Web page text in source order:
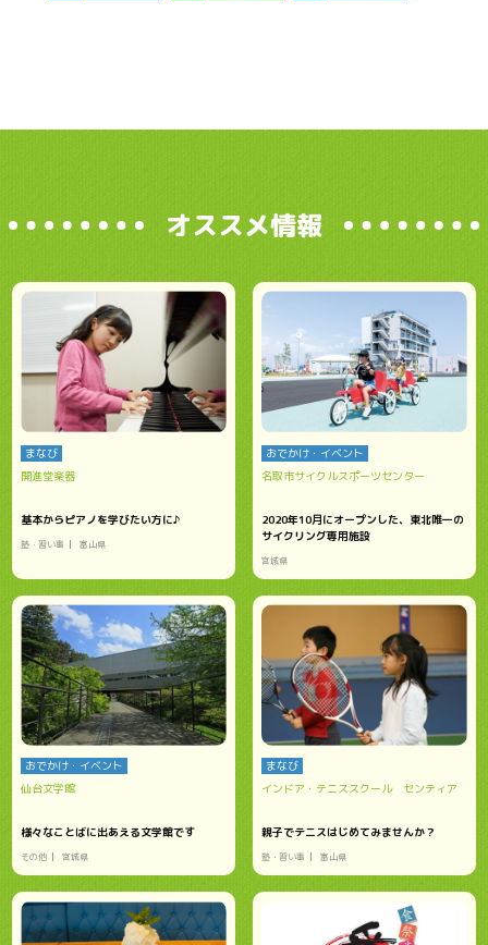
オススメ情報
まなび
開進堂楽器
基本からピアノを学びたい方に♪
塾・習い事 富山県
おでかけ・イベント
名取市サイクルスポーツセンター
2020年10月にオープンした、東北唯一の
サイクリング専用施設
宮城県
おでかけ・イベント
仙台文学館
様々なことばに出あえる文学館です
その他 宮城県
まなび
インドア・テニススクール センティア
親子でテニスはじめてみませんか？
塾・習い事 富山県